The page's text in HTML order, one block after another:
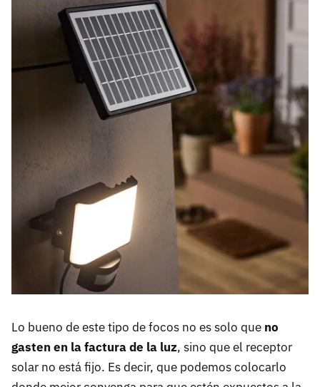
Lo bueno de este tipo de focos no es solo que no
gasten en la factura de la luz, sino que el receptor
solar no está fijo. Es decir, que podemos colocarlo